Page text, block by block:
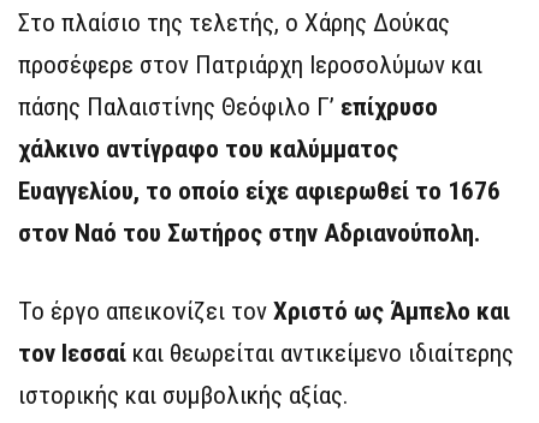
Στο πλαίσιο της τελετής, ο Χάρης Δούκας
προσέφερε στον Πατριάρχη Ιεροσολύμων και
πάσης Παλαιστίνης Θεόφιλο Γ’ επίχρυσο
χάλκινο αντίγραφο του καλύμματος
Ευαγγελίου, το οποίο είχε αφιερωθεί το 1676
στον Ναό του Σωτήρος στην Αδριανούπολη.
Το έργο απεικονίζει τον Χριστό ως Άμπελο και
τον Ιεσσαί και θεωρείται αντικείμενο ιδιαίτερης
ιστορικής και συμβολικής αξίας.